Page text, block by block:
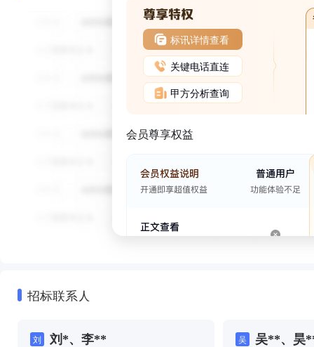
标讯详情查看
关键电话直连
甲方分析查询
会员尊享权益
招标联系人
刘 刘*、李** 吴 吴**、昊